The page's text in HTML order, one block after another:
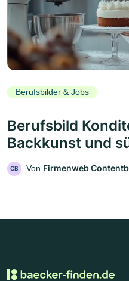
Berufsbilder & Jobs
Berufsbild
Backkunst und
CB Von Firmenweb